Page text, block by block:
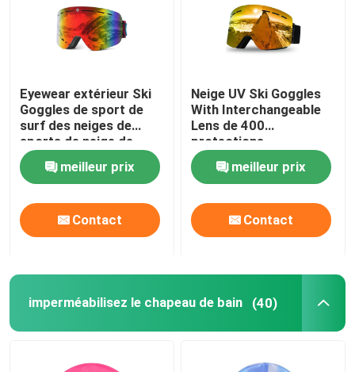
Eyewear extérieur Ski
Goggles de sport de
surf des neiges de
sports de neige de
doubles couches de
miroir d'hiver fait sur
commande
antibrouillard de haute
qualité de lentille
meilleur prix
Contact
Neige UV Ski Goggles
With Interchangeable
Lens de 400
protections
meilleur prix
Contact
imperméabilisez le chapeau de bain (40)